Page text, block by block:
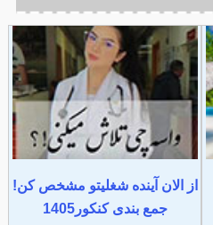
از الان آینده شغلیتو مشخص کن!
جمع بندی کنکور1405